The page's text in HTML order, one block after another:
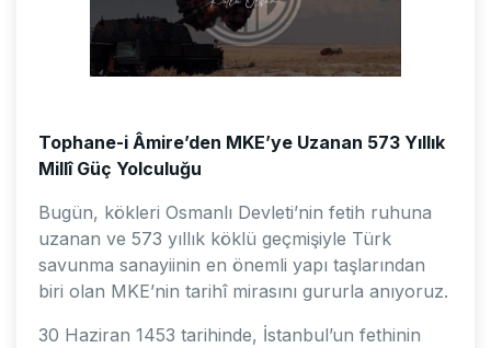
Tophane-i Âmire’den MKE’ye Uzanan 573 Yıllık
Millî Güç Yolculuğu
Bugün, kökleri Osmanlı Devleti’nin fetih ruhuna
uzanan ve 573 yıllık köklü geçmişiyle Türk
savunma sanayiinin en önemli yapı taşlarından
biri olan MKE’nin tarihî mirasını gururla anıyoruz.
30 Haziran 1453 tarihinde, İstanbul’un fethinin